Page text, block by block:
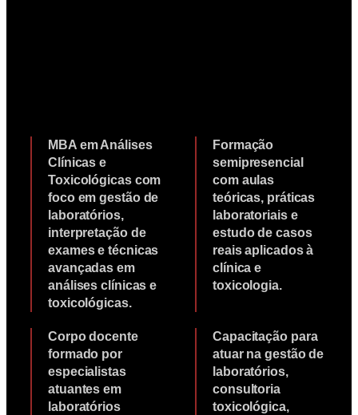
MBA em Análises
Clínicas e
Toxicológicas com
foco em gestão de
laboratórios,
interpretação de
exames e técnicas
avançadas em
análises clínicas e
toxicológicas.
Formação
semipresencial
com aulas
teóricas, práticas
laboratoriais e
estudo de casos
reais aplicados à
clínica e
toxicologia.
Corpo docente
formado por
especialistas
atuantes em
laboratórios
Capacitação para
atuar na gestão de
laboratórios,
consultoria
toxicológica,